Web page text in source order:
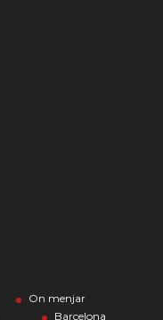
On menjar
Barcelona